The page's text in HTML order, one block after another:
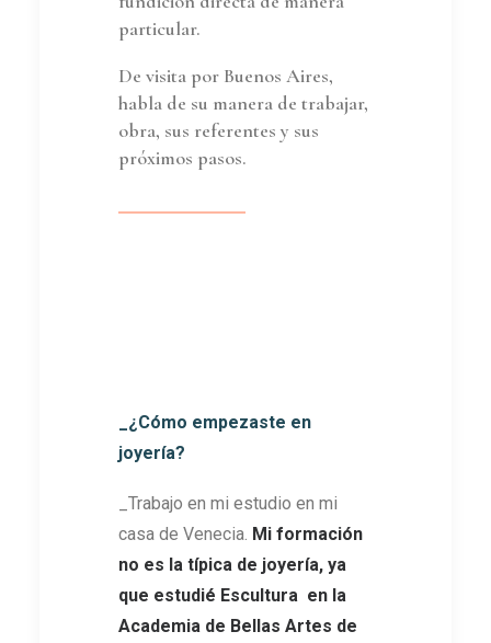
particular.
De visita por Buenos Aires,
habla de su manera de trabajar,
obra, sus referentes y sus
próximos pasos.
_¿Cómo empezaste en
joyería?
_Trabajo en mi estudio en mi
casa de Venecia. Mi formación
no es la típica de joyería, ya
que estudié Escultura en la
Academia de Bellas Artes de